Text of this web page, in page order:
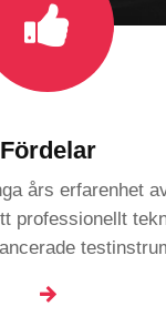
Fördelar
års erfarenhet
professionellt
kvalitet.